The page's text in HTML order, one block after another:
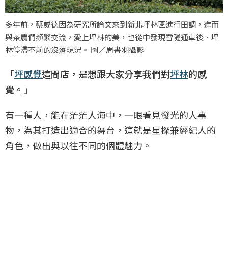
多年前，蔡威德因為研究所論文來到新北坪林區進行田調，進而
與茶農們頻繁交流，愛上坪林的美，也從中發現雪隧通車後、坪
林停滯不前的沒落現況。 圖／周書羽攝影
「坪感覺這間店，是想跟大家分享我們對坪林的感
覺。」
有一種人，能在茫茫人海中，一眼看見發光的人事
物，為其打造出適合的舞台，這就是星探兼經紀人的
角色，做出與以往不同的個體魅力。